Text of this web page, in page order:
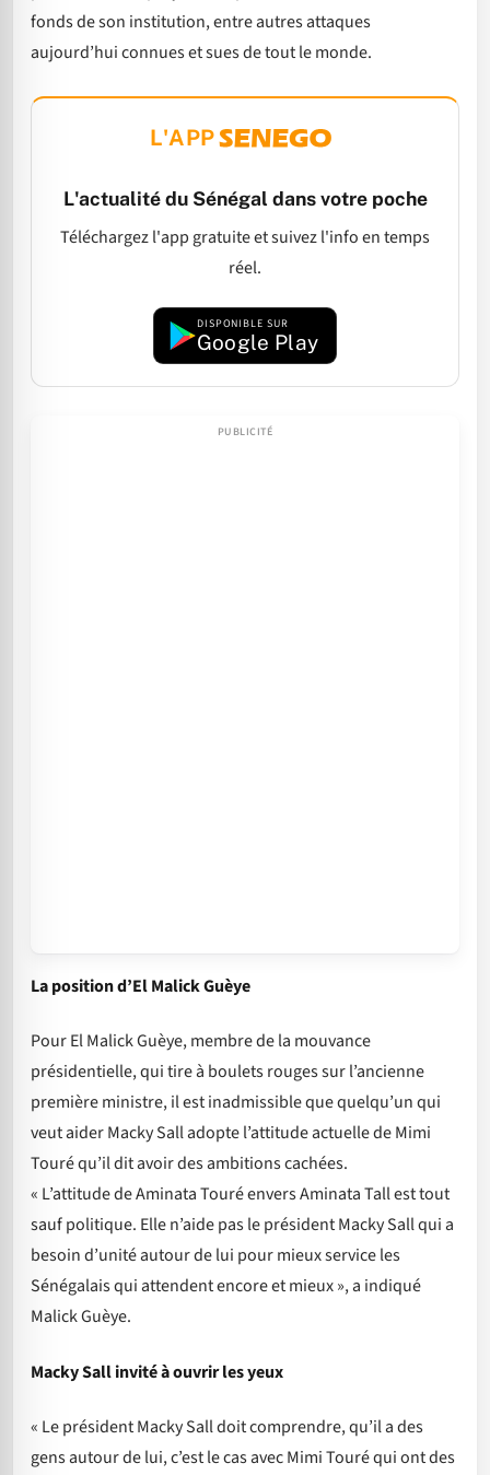
fonds de son institution, entre autres attaques
aujourd’hui connues et sues de tout le monde.
L'APP
L'actualité du Sénégal dans votre poche
Téléchargez l'app gratuite et suivez l'info en temps
réel.
DISPONIBLE SUR
Google Play
La position d’El Malick Guèye
Pour El Malick Guèye, membre de la mouvance
présidentielle, qui tire à boulets rouges sur l’ancienne
première ministre, il est inadmissible que quelqu’un qui
veut aider Macky Sall adopte l’attitude actuelle de Mimi
Touré qu’il dit avoir des ambitions cachées.
« L’attitude de Aminata Touré envers Aminata Tall est tout
sauf politique. Elle n’aide pas le président Macky Sall qui a
besoin d’unité autour de lui pour mieux service les
Sénégalais qui attendent encore et mieux », a indiqué
Malick Guèye.
Macky Sall invité à ouvrir les yeux
« Le président Macky Sall doit comprendre, qu’il a des
gens autour de lui, c’est le cas avec Mimi Touré qui ont des